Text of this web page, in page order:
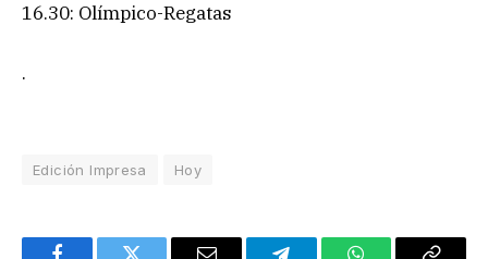
16.30: Olímpico-Regatas
.
Edición Impresa Hoy